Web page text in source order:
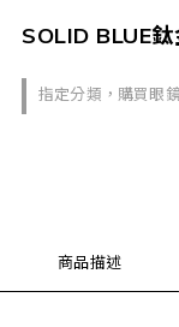
SOLID BLUE
指定分類，購買眼
商品描述